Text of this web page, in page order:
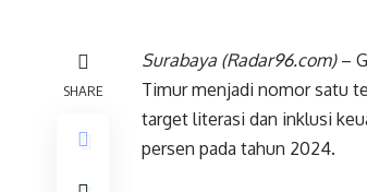
SHARE
Surabaya (Radar96.com)–
Timur menjadi nomor satu
target literasi dan inklusi
persen pada tahun 2024.